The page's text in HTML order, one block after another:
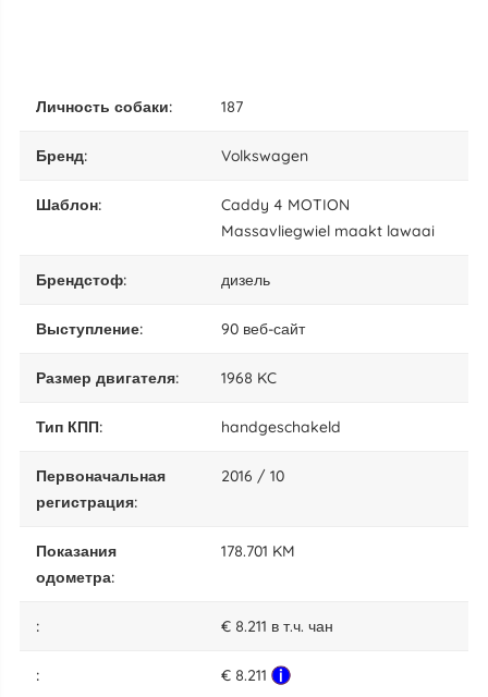
личность собаки: 187
бренд: Volkswagen
шаблон:
Caddy 4 MOTION
Massavliegwiel maakt lawaai
брендстоф: дизель
выступление: 90 веб-сайт
размер двигателя: 1968 KC
тип КПП: handgeschakeld
Первоначальная
регистрация:
2016 / 10
показания
одометра:
178.701 KM
: € 8.211 в т.ч. чан
: € 8.211